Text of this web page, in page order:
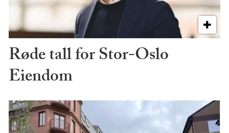
Røde tall for Stor-Oslo
Eiendom